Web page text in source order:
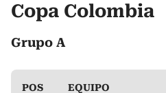
Copa Colombia
Grupo A
POS EQUIPO